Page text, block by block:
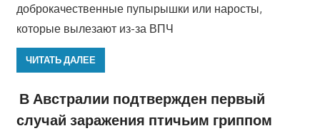
доброкачественные пупырышки или наросты,
которые вылезают из-за ВПЧ
ЧИТАТЬ ДАЛЕЕ
В Австралии подтвержден первый
случай заражения птичьим гриппом